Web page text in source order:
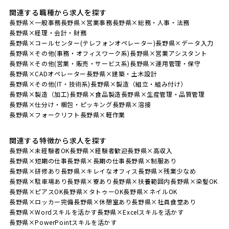
関連する職種から求人を探す
長野県×一般事務長野県×営業事務長野県×総務・人事・法務
長野県×経理・会計・財務
長野県×コールセンター(テレフォンオペレーター)長野県×データ入力
長野県×その他(事務・オフィスワーク系)長野県×営業アシスタント
長野県×その他(営業・販売・サービス系)長野県×運用管理・保守
長野県×CADオペレーター長野県×建築・土木設計
長野県×その他(IT・技術系)長野県×製造（組立・組み付け）
長野県×製造（加工)長野県×食品製造長野県×生産管理・品質管理
長野県×仕分け・梱包・ピッキング長野県×溶接
長野県×フォークリフト 長野県×軽作業
関連する特徴から求人を探す
長野県×未経験者OK長野県×経験者歓迎長野県×高収入
長野県×短期の仕事長野県×長期の仕事長野県×制服あり
長野県×研修あり 長野県×キレイなオフィス 長野県×残業少なめ
長野県×駐車場あり長野県×寮あり 長野県×扶養範囲内長野県×染髪OK
長野県×ピアスOK長野県×タトゥーOK長野県×ネイルOK
長野県×ロッカー完備長野県×休憩室あり長野県×社員食堂あり
長野県×Wordスキルを活かす長野県×Excelスキルを活かす
長野県×PowerPointスキルを活かす